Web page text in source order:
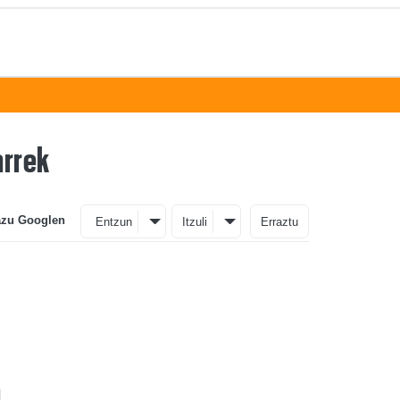
Googlen Entzun Itzuli Erraztu